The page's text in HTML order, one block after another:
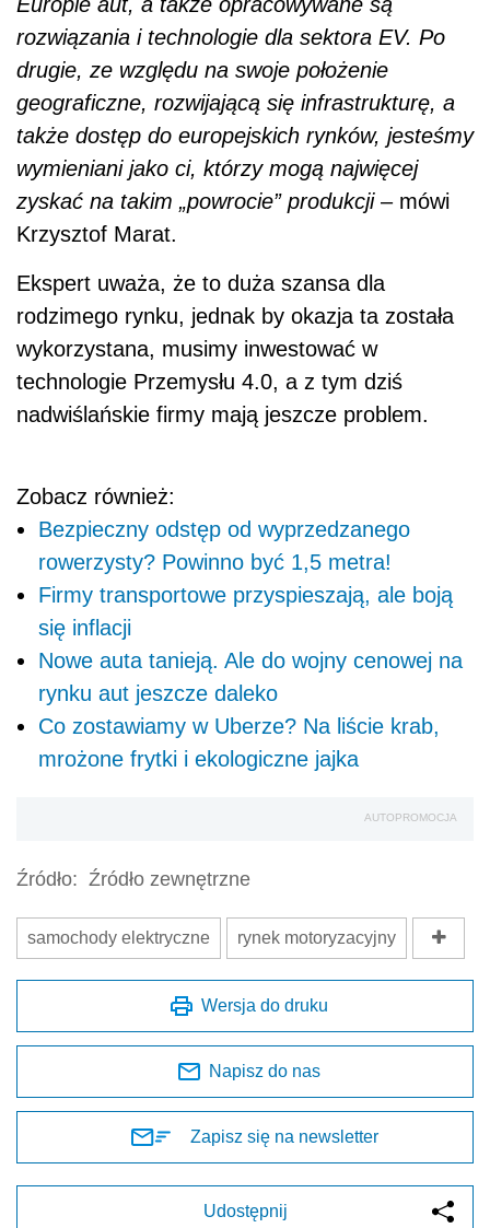
rozwiązania i technologie dla sektora EV. Po
drugie, ze względu na swoje położenie
geograficzne, rozwijającą się infrastrukturę, a
także dostęp do europejskich rynków, jesteśmy
wymieniani jako ci, którzy mogą najwięcej
zyskać na takim „powrocie” produkcji– mówi
Krzysztof Marat.
Ekspert uważa, że to duża szansa dla
rodzimego rynku, jednak by okazja ta została
wykorzystana, musimy inwestować w
technologie Przemysłu 4.0, a z tym dziś
nadwiślańskie firmy mają jeszcze problem.
Zobacz również:
Bezpieczny odstęp od wyprzedzanego
rowerzysty? Powinno być 1,5 metra!
Firmy transportowe przyspieszają, ale boją
się inflacji
Nowe auta tanieją. Ale do wojny cenowej na
rynku aut jeszcze daleko
Co zostawiamy w Uberze? Na liście krab,
mrożone frytki i ekologiczne jajka
AUTOPROMOCJA
Źródło: Źródło zewnętrzne
samochody elektryczne rynek motoryzacyjny
Wersja do druku
Napisz do nas
Zapisz się na newsletter
Udostępnij